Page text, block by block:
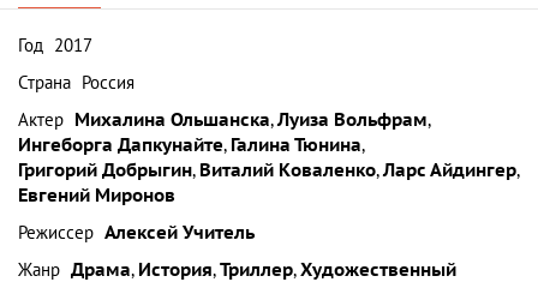
Год 2017
Страна Россия
Актер Михалина Ольшанска,Луиза Вольфрам,
Ингеборга Дапкунайте, Галина Тюнина,
Григорий Добрыгин, Виталий Коваленко,Ларс Айдингер,
Евгений Миронов
Режиссер Алексей Учитель
Жанр Драма, История,Триллер,Художественный